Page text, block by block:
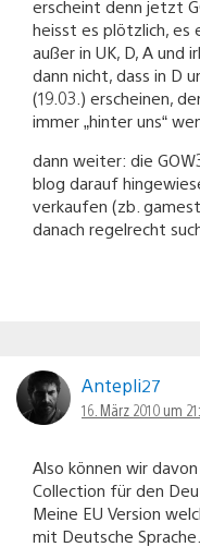
erscheint denn jetzt
heisst es plötzlich, es
außer in UK, D, A und
dann nicht, dass in D
(19.03.) erscheinen,
immer „hinter uns“
dann weiter: die
blog darauf
verkaufen (zb.
danach regelrecht
Antepli27
16. März 2010 um
Also können wir
Collection für den
Meine EU Version
mit Deutsche Sprache.